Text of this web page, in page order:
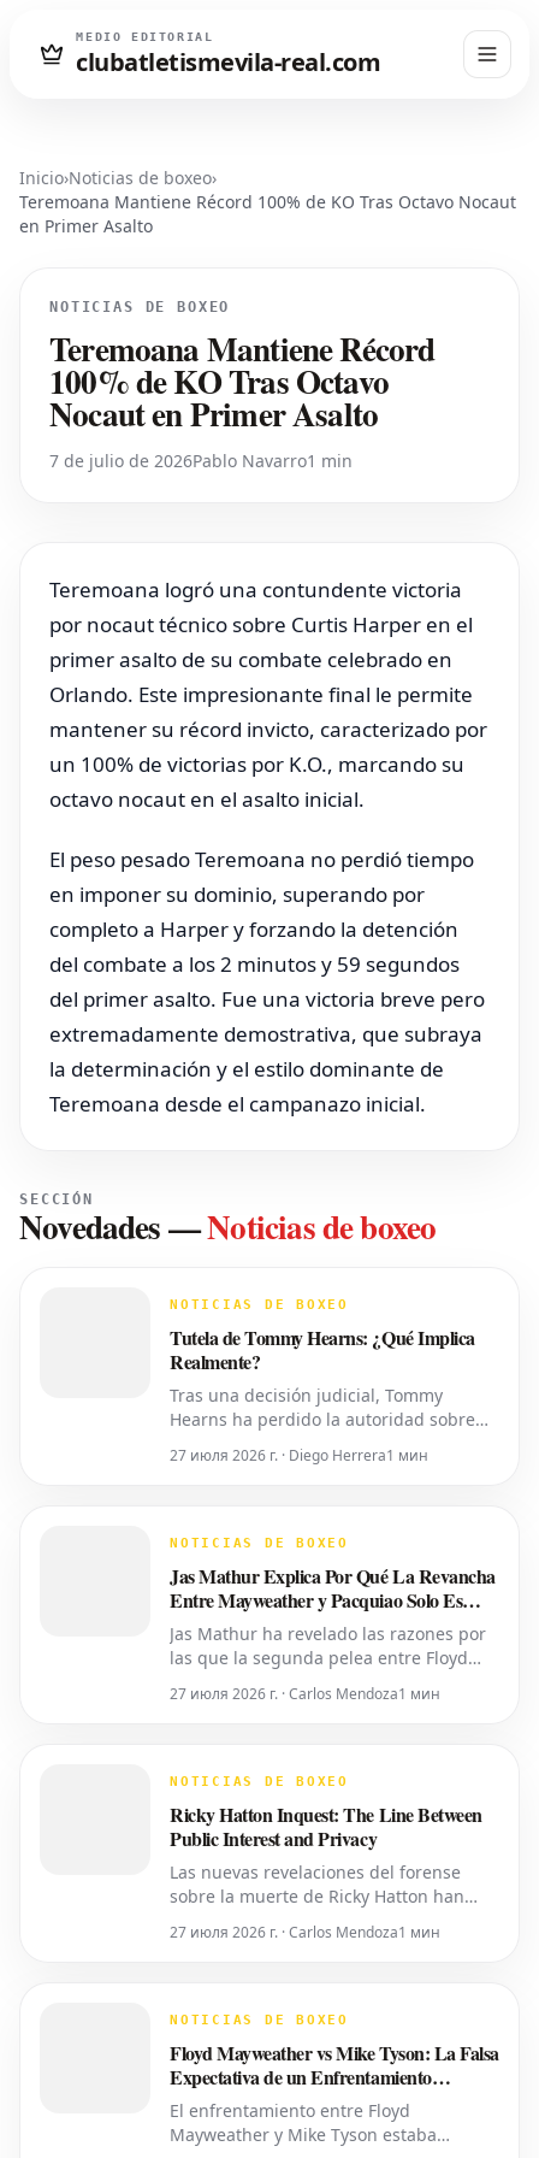
MEDIO EDITORIAL
clubatletismevila-real.com
Inicio›Noticias de boxeo›
Teremoana Mantiene Récord 100% de KO Tras Octavo Nocaut
en Primer Asalto
NOTICIAS DE BOXEO
Teremoana Mantiene Récord
100% de KO Tras Octavo
Nocaut en Primer Asalto
7 de julio de 2026Pablo Navarro1 min
Teremoana logró una contundente victoria
por nocaut técnico sobre Curtis Harper en el
primer asalto de su combate celebrado en
Orlando. Este impresionante final le permite
mantener su récord invicto, caracterizado por
un 100% de victorias por K.O., marcando su
octavo nocaut en el asalto inicial.
El peso pesado Teremoana no perdió tiempo
en imponer su dominio, superando por
completo a Harper y forzando la detención
del combate a los 2 minutos y 59 segundos
del primer asalto. Fue una victoria breve pero
extremadamente demostrativa, que subraya
la determinación y el estilo dominante de
Teremoana desde el campanazo inicial.
SECCIÓN
Novedades—Noticias de boxeo
NOTICIAS DE BOXEO
Tutela de Tommy Hearns: ¿Qué Implica
Realmente?
Tras una decisión judicial, Tommy
Hearns ha perdido la autoridad sobre
sus propias decisiones personales y
financieras, las cuales ahora recaen en
Sucesiones del Condado de Oakland ha
transferido el control del cuidado p
27 июля 2026 г. · Diego Herrera1 мин
NOTICIAS DE BOXEO
Jas Mathur Explica Por Qué La Revancha
Entre Mayweather y Pacquiao Solo Es
Posible Ahora
Jas Mathur ha revelado las razones por
las que la segunda pelea entre Floyd
Mayweather y Manny Pacquiao solo se
está concretando en este momento. Ha
de factores necesarios para revivir esta
27 июля 2026 г. · Carlos Mendoza1 мин
NOTICIAS DE BOXEO
Ricky Hatton Inquest: The Line Between
Public Interest and Privacy
Las nuevas revelaciones del forense
sobre la muerte de Ricky Hatton han
sacado a la luz detalles íntimos,
planteando interrogantes sobre si toda
Boxing News, muchos aficionados ya
privacidad
27 июля 2026 г. · Carlos Mendoza1 мин
NOTICIAS DE BOXEO
Floyd Mayweather vs Mike Tyson: La Falsa
Expectativa de un Enfrentamiento
Próximo
El enfrentamiento entre Floyd
Mayweather y Mike Tyson estaba